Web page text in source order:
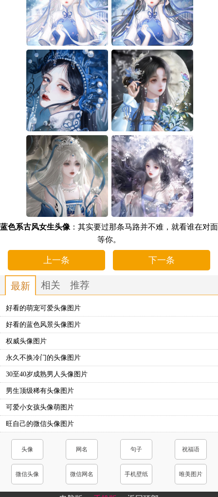
蓝色系古风女生头像 ：其实要过那条马路并不难，就看谁在对面
等你。
上一条 下一条
最新 相关 推荐
好看的萌宠可爱头像图片
好看的蓝色风景头像图片
权威头像图片
永久不换冷门的头像图片
30至40岁成熟男人头像图片
男生顶级稀有头像图片
可爱小女孩头像萌图片
旺自己的微信头像图片
头像 网名 句子 祝福语
微信头像 微信网名 手机壁纸 唯美图片